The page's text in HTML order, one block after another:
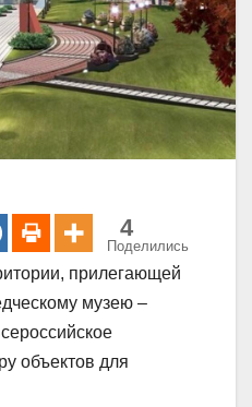
4
Поделились
прилегающей
музею –
объектов для